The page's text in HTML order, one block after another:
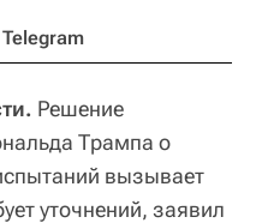
Telegram
Решение
Трампа о
вызывает
уточнений, заявил